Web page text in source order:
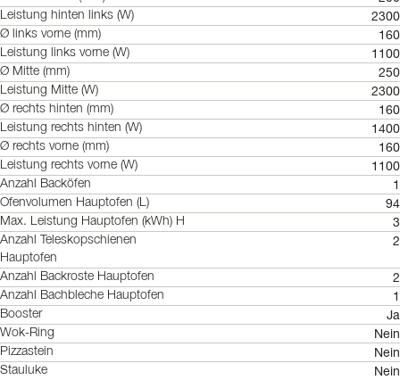
Leistung hinten links (W) 2300
Ø links vorne (mm) 160
Leistung links vorne (W) 1100
Ø Mitte (mm) 250
Leistung Mitte (W) 2300
Ø rechts hinten (mm) 160
Leistung rechts hinten (W) 1400
Ø rechts vorne (mm) 160
Leistung rechts vorne (W) 1100
Anzahl Backöfen 1
Ofenvolumen Hauptofen (L) 94
Max. Leistung Hauptofen (kWh) H 3
Anzahl Teleskopschienen
Hauptofen
2
Anzahl Backroste Hauptofen 2
Anzahl Bachbleche Hauptofen 1
Booster Ja
Wok-Ring Nein
Pizzastein Nein
Stauluke Nein